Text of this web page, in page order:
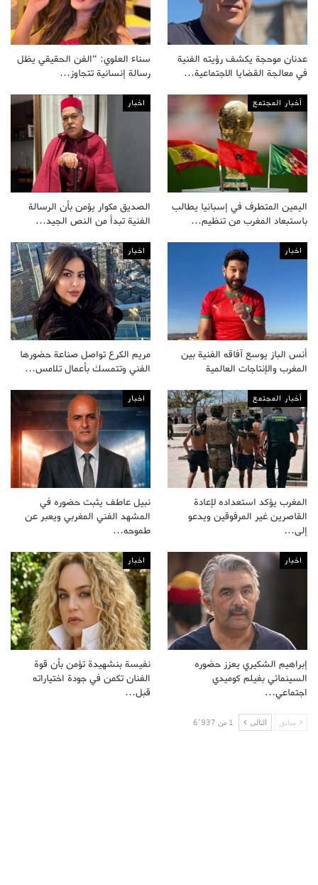
عدنان موحجة يكشف رؤيته الفنية
في معالجة القضايا الاجتماعية…
سناء العلوي: “الفن الحقيقي يظل
رسالة إنسانية تتجاوز…
أخبار المجتمع
اليمين المتطرف في إسبانيا يطالب
باستبعاد المغرب من تنظيم…
اخبار
الصديق مكوار يؤمن بأن الرسالة
الفنية تبدأ من النص الجيد…
اخبار
أنس الباز يوسع آفاقه الفنية بين
المغرب والإنتاجات العالمية
اخبار
مريم الكرع تواصل صناعة حضورها
الفني وتتمسك بأعمال تلامس…
أخبار المجتمع
المغرب يؤكد استعداده لإعادة
القاصرين غير المرفوقين ويدعو
إلى…
اخبار
نبيل عاطف يثبت حضوره في
المشهد الفني المغربي ويعبر عن
طموحه…
اخبار
إبراهيم الشكيري يعزز حضوره
السينمائي بفيلم كوميدي
اجتماعي…
اخبار
نفيسة بنشهيدة تؤمن بأن قوة
الفنان تكمن في جودة اختياراته
قبل…
سابق التالى 1 من 6٬937